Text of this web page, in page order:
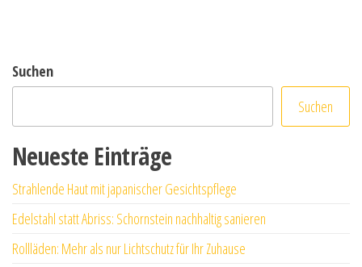
Suchen
Suchen
Neueste Einträge
Strahlende Haut mit japanischer Gesichtspflege
Edelstahl statt Abriss: Schornstein nachhaltig sanieren
Rollläden: Mehr als nur Lichtschutz für Ihr Zuhause